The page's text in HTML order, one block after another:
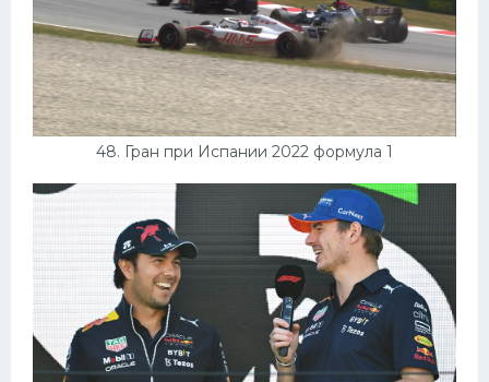
48. Гран при Испании 2022 формула 1